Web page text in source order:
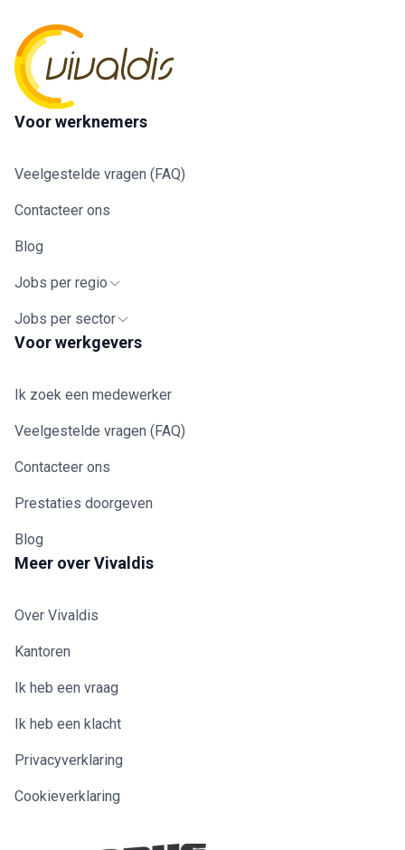
Voor werknemers
Veelgestelde vragen (FAQ)
Contacteer ons
Blog
Jobs per regio
Jobs per sector
Voor werkgevers
Ik zoek een medewerker
Veelgestelde vragen (FAQ)
Contacteer ons
Prestaties doorgeven
Blog
Meer over Vivaldis
Over Vivaldis
Kantoren
Ik heb een vraag
Ik heb een klacht
Privacyverklaring
Cookieverklaring